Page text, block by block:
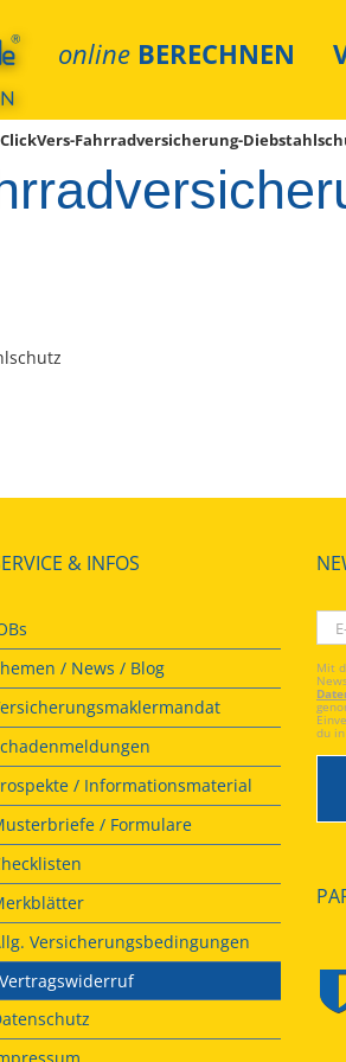
online BERECHNEN
ClickVers-Fahrradversicherung-
& INFOS
/ News / Blog
/ Informationsmaterial
/ Formulare
Versicherungsbedingungen
Vertragswiderruf
Mit
du